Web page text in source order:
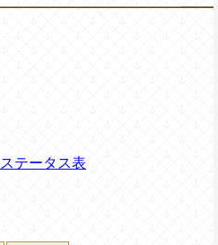
ステータス表